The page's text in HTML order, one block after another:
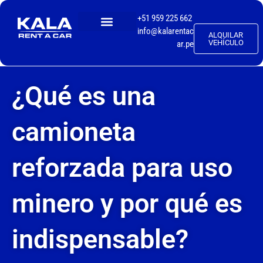
+51 959 225 662
info@kalarentac
ar.pe
ALQUILAR
VEHÍCULO
¿Qué es una
camioneta
reforzada para uso
minero y por qué es
indispensable?